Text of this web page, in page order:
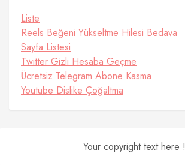
Liste
Reels Beğeni Yükseltme Hilesi Bedava
Sayfa Listesi
Twitter Gizli Hesaba Geçme
Ücretsiz Telegram Abone Kasma
Youtube Dislike Çoğaltma
Your copyright text here !